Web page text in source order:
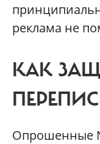
реклама не
КАК
Опрошенные